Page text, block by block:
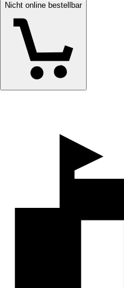
Nicht online bestellbar